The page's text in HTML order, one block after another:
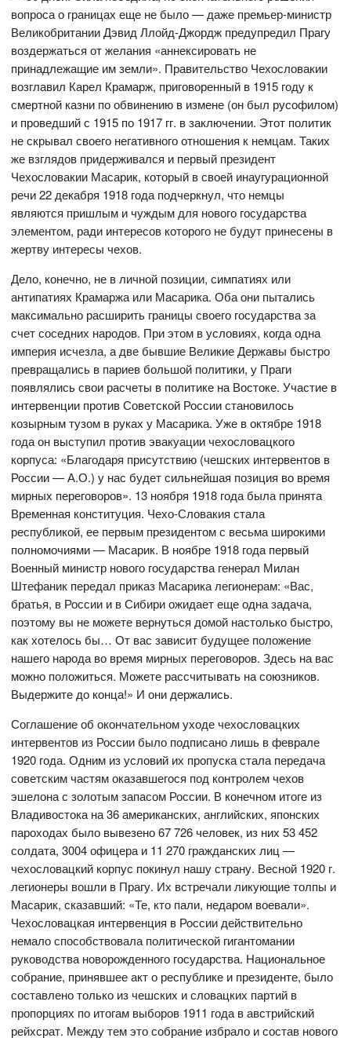
вопроса о границах еще не было — даже премьер-министр
Великобритании Дэвид Ллойд-Джордж предупредил Прагу
воздержаться от желания «аннексировать не
принадлежащие им земли». Правительство Чехословакии
возглавил Карел Крамарж, приговоренный в 1915 году к
смертной казни по обвинению в измене (он был русофилом)
и проведший с 1915 по 1917 гг. в заключении. Этот политик
не скрывал своего негативного отношения к немцам. Таких
же взглядов придерживался и первый президент
Чехословакии Масарик, который в своей инаугурационной
речи 22 декабря 1918 года подчеркнул, что немцы
являются пришлым и чуждым для нового государства
элементом, ради интересов которого не будут принесены в
жертву интересы чехов.
Дело, конечно, не в личной позиции, симпатиях или
антипатиях Крамаржа или Масарика. Оба они пытались
максимально расширить границы своего государства за
счет соседних народов. При этом в условиях, когда одна
империя исчезла, а две бывшие Великие Державы быстро
превращались в париев большой политики, у Праги
появлялись свои расчеты в политике на Востоке. Участие в
интервенции против Советской России становилось
козырным тузом в руках у Масарика. Уже в октябре 1918
года он выступил против эвакуации чехословацкого
корпуса: «Благодаря присутствию (чешских интервентов в
России — А.О.) у нас будет сильнейшая позиция во время
мирных переговоров». 13 ноября 1918 года была принята
Временная конституция. Чехо-Словакия стала
республикой, ее первым президентом с весьма широкими
полномочиями — Масарик. В ноябре 1918 года первый
Военный министр нового государства генерал Милан
Штефаник передал приказ Масарика легионерам: «Вас,
братья, в России и в Сибири ожидает еще одна задача,
поэтому вы не можете вернуться домой настолько быстро,
как хотелось бы… От вас зависит будущее положение
нашего народа во время мирных переговоров. Здесь на вас
можно положиться. Можете рассчитывать на союзников.
Выдержите до конца!» И они держались.
Соглашение об окончательном уходе чехословацких
интервентов из России было подписано лишь в феврале
1920 года. Одним из условий их пропуска стала передача
советским частям оказавшегося под контролем чехов
эшелона с золотым запасом России. В конечном итоге из
Владивостока на 36 американских, английских, японских
пароходах было вывезено 67 726 человек, из них 53 452
солдата, 3004 офицера и 11 270 гражданских лиц —
чехословацкий корпус покинул нашу страну. Весной 1920 г.
легионеры вошли в Прагу. Их встречали ликующие толпы и
Масарик, сказавший: «Те, кто пали, недаром воевали».
Чехословацкая интервенция в России действительно
немало способствовала политической гигантомании
руководства новорожденного государства. Национальное
собрание, принявшее акт о республике и президенте, было
составлено только из чешских и словацких партий в
пропорциях по итогам выборов 1911 года в австрийский
рейхсрат. Между тем это собрание избрало и состав нового